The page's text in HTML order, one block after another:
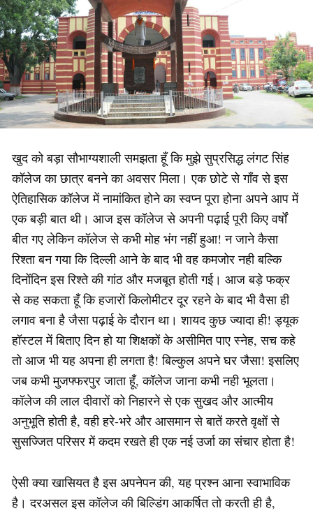
खुद को बड़ा सौभाग्यशाली समझता हूँ कि मुझे सुप्रसिद्ध लंगट सिंह
कॉलेज का छात्र बनने का अवसर मिला। एक छोटे से गाँव से इस
ऐतिहासिक कॉलेज में नामांकित होने का स्वप्न पूरा होना अपने आप में
एक बड़ी बात थी। आज इस कॉलेज से अपनी पढ़ाई पूरी किए वर्षों
बीत गए लेकिन कॉलेज से कभी मोह भंग नहीं हुआ! न जाने कैसा
रिश्ता बन गया कि दिल्ली आने के बाद भी वह कमजोर नही बल्कि
दिनोंदिन इस रिश्ते की गांठ और मजबूत होती गई। आज बड़े फक्र
से कह सकता हूँ कि हजारों किलोमीटर दूर रहने के बाद भी वैसा ही
लगाव बना है जैसा पढ़ाई के दौरान था। शायद कुछ ज्यादा ही! ड्यूक
हॉस्टल में बिताए दिन हो या शिक्षकों के असीमित पाए स्नेह, सच कहे
तो आज भी यह अपना ही लगता है! बिल्कुल अपने घर जैसा! इसलिए
जब कभी मुजफ्फरपुर जाता हूँ, कॉलेज जाना कभी नही भूलता।
कॉलेज की लाल दीवारों को निहारने से एक सुखद और आत्मीय
अनुभूति होती है, वही हरे-भरे और आसमान से बातें करते वृक्षों से
सुसज्जित परिसर में कदम रखते ही एक नई उर्जा का संचार होता है!
ऐसी क्या खासियत है इस अपनेपन की, यह प्रश्न आना स्वाभाविक
है। दरअसल इस कॉलेज की बिल्डिंग आकर्षित तो करती ही है,